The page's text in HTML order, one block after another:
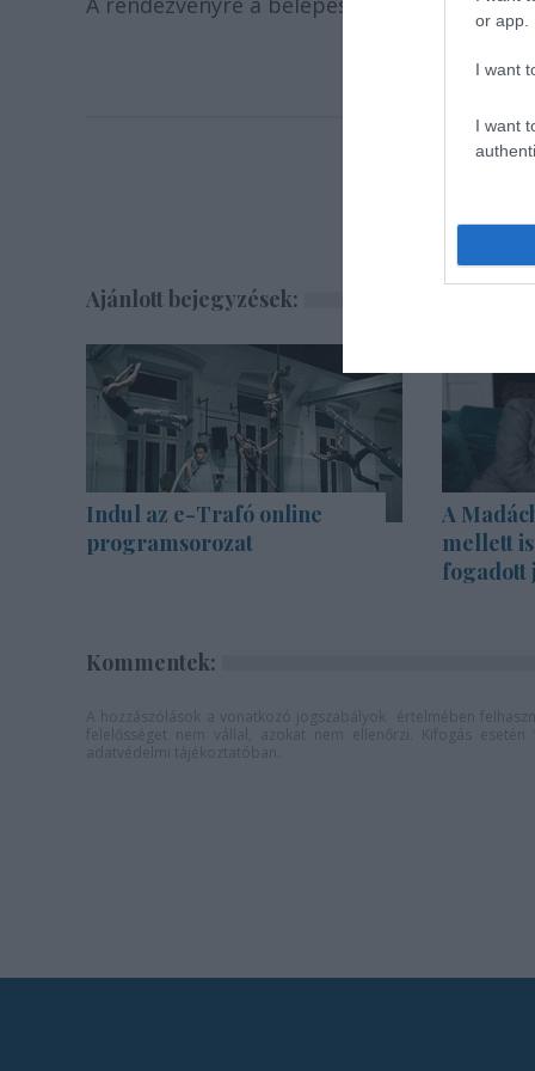
or app.
I want
I want
Ajánlott bejegyzések:
Indul az e-Trafó online
programsorozat
A
mellett
fogadott
Kommentek: